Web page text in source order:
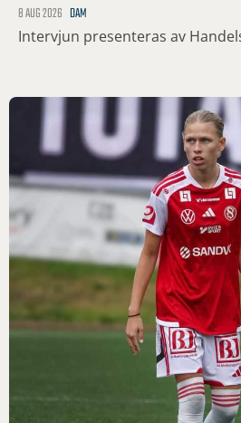
8 AUG 2026 DAM
Intervjun presenteras av